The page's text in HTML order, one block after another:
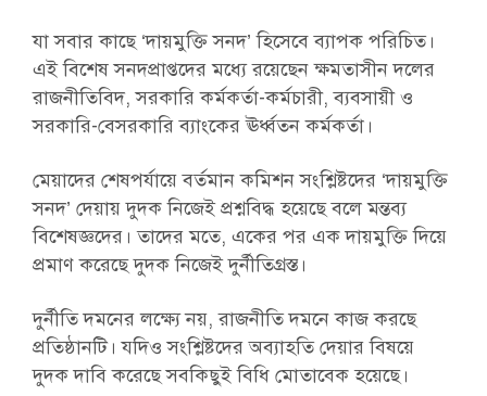
যা সবার কাছে ‘দায়মুক্তি সনদ’ হিসেবে ব্যাপক পরিচিত।
এই বিশেষ সনদপ্রাপ্তদের মধ্যে রয়েছেন ক্ষমতাসীন দলের
রাজনীতিবিদ, সরকারি কর্মকর্তা-কর্মচারী, ব্যবসায়ী ও
সরকারি-বেসরকারি ব্যাংকের ঊর্ধ্বতন কর্মকর্তা।
মেয়াদের শেষপর্যায়ে বর্তমান কমিশন সংশ্লিষ্টদের ‘দায়মুক্তি
সনদ’ দেয়ায় দুদক নিজেই প্রশ্নবিদ্ধ হয়েছে বলে মন্তব্য
বিশেষজ্ঞদের। তাদের মতে, একের পর এক দায়মুক্তি দিয়ে
প্রমাণ করেছে দুদক নিজেই দুর্নীতিগ্রস্ত।
দুর্নীতি দমনের লক্ষ্যে নয়, রাজনীতি দমনে কাজ করছে
প্রতিষ্ঠানটি। যদিও সংশ্লিষ্টদের অব্যাহতি দেয়ার বিষয়ে
দুদক দাবি করেছে সবকিছুই বিধি মোতাবেক হয়েছে।